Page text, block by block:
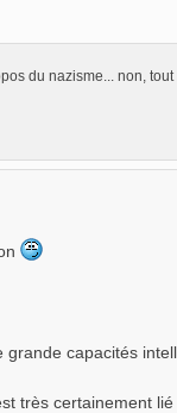
du nazisme... non,
capacités
très certainement